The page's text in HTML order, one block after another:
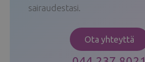
sairaudestasi.
Ota yhteyttä